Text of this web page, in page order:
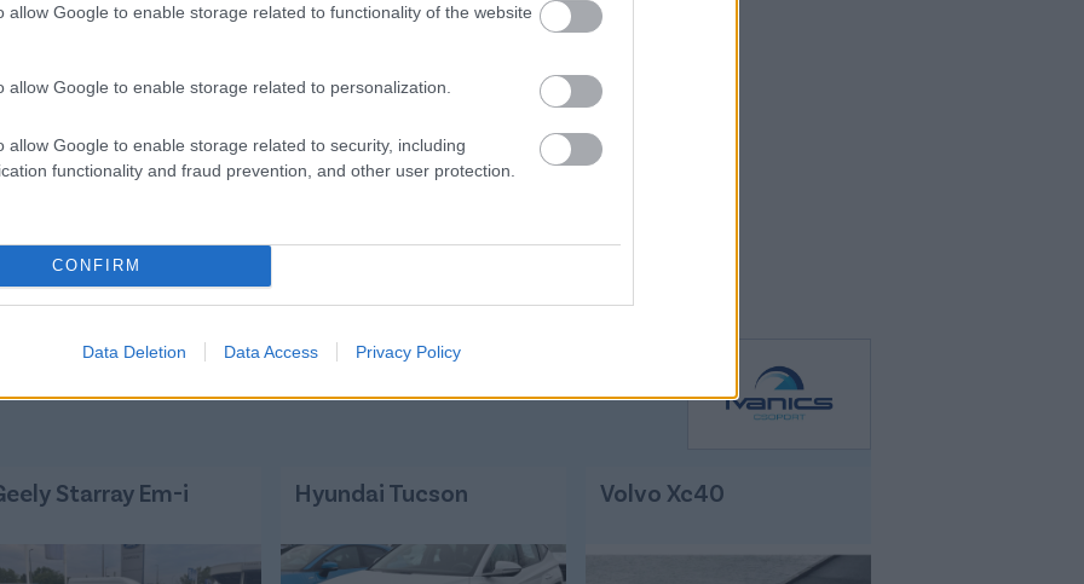
allow Google to enable storage related to functionality of the website
allow Google to enable storage related to personalization.
allow Google to enable storage related to security, including
functionality and fraud prevention, and other user protection.
CONFIRM
Data Deletion Data Access Privacy Policy
az elsők között legyen a Google-
#ÁTIGAZOLÁSOK
#TÖRÖK FOCI
Starray Em-i Hyundai Tucson Volvo Xc40